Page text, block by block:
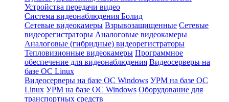
Устройства передачи видео
Система видеонаблюдения Болид
Сетевые видеокамеры Взрывозащищенные Сетевые
видеорегистраторы Аналоговые видеокамеры
Аналоговые (гибридные) видеорегистраторы
Тепловизионные видеокамеры Программное
обеспечение для видеонаблюдения Видеосерверы на
базе ОС Linux
Видеосерверы на базе ОС Windows УРМ на базе ОС
Linux УРМ на базе ОС Windows Оборудование для
транспортных средств